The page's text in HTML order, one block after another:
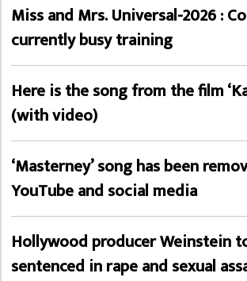
Miss and Mrs. Universal-2026 :
currently busy training
Here is the song from the film
(with video)
‘Masterney’ song has been
YouTube and social media
Hollywood producer Weinstein
sentenced in rape and sexual